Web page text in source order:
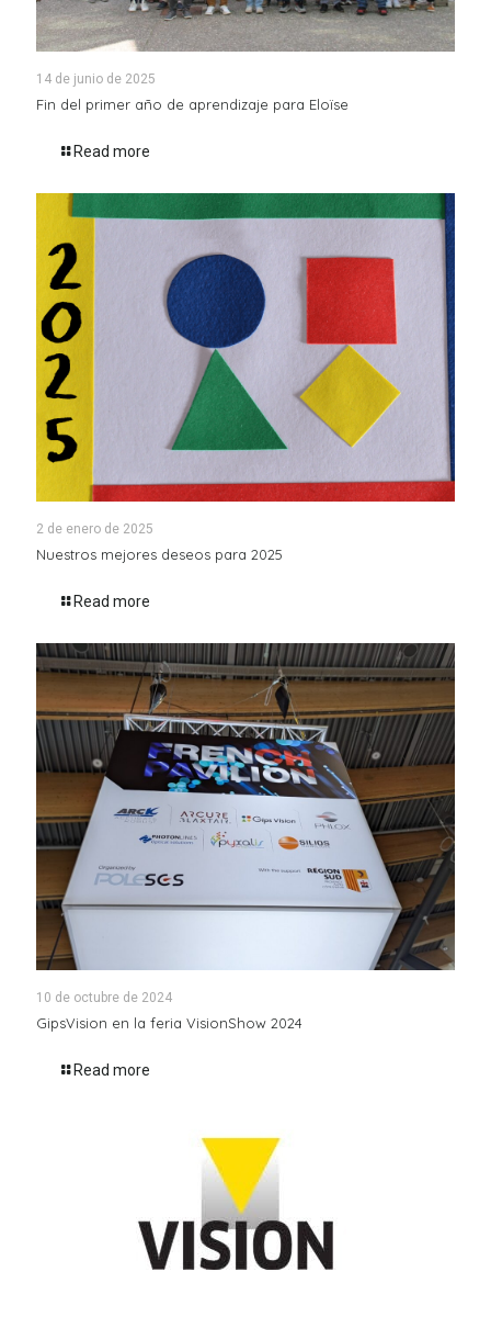
14 de junio de 2025
Fin del primer año de aprendizaje para Eloïse
Read more
2 de enero de 2025
Nuestros mejores deseos para 2025
Read more
10 de octubre de 2024
GipsVision en la feria VisionShow 2024
Read more